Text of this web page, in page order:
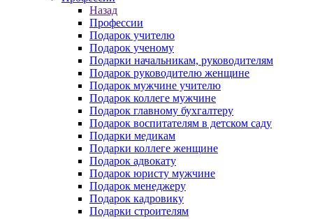
Назад
Профессии
Подарок учителю
Подарок ученому
Подарки начальникам, руководителям
Подарок руководителю женщине
Подарок мужчине учителю
Подарок коллеге мужчине
Подарок главному бухгалтеру
Подарок воспитателям в детском саду
Подарки медикам
Подарки коллеге женщине
Подарок адвокату
Подарок юристу мужчине
Подарок менеджеру
Подарок кадровику
Подарки строителям